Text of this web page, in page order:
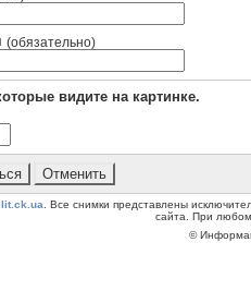
(обязательно)
видите на картинке.
. Все снимки представлены
сайта. При любом
©